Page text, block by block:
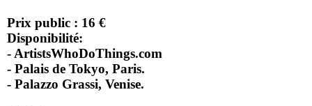
Prix public : 16 €
Disponibilité:
- ArtistsWhoDoThings.com
- Palais de Tokyo, Paris.
- Palazzo Grassi, Venise.